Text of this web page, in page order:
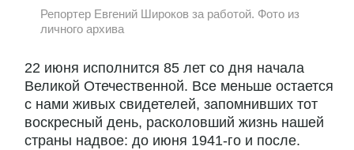
Репортер Евгений Широков за работой. Фото из
личного архива
22 июня исполнится 85 лет со дня начала
Великой Отечественной. Все меньше остается
с нами живых свидетелей, запомнивших тот
воскресный день, расколовший жизнь нашей
страны надвое: до июня 1941-го и после.